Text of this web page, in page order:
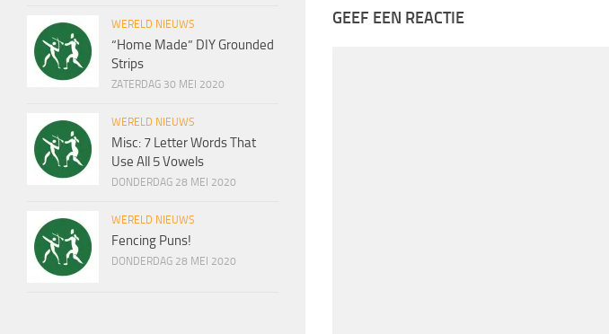
GEEF EEN REACTIE
WERELD NIEUWS
“Home Made” DIY Grounded
Strips
ZATERDAG 30 MEI 2020
WERELD NIEUWS
Misc: 7 Letter Words That
Use All 5 Vowels
DONDERDAG 28 MEI 2020
WERELD NIEUWS
Fencing Puns!
DONDERDAG 28 MEI 2020